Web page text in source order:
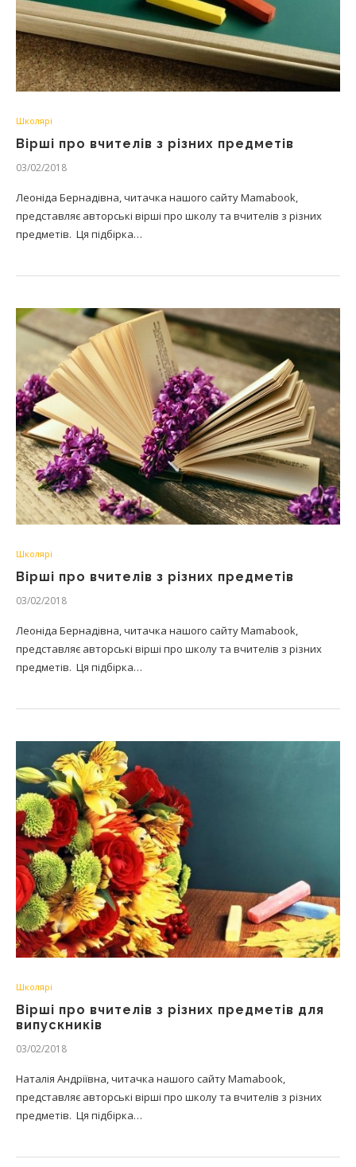
Школярі
Вірші про вчителів з різних предметів
03/02/2018
Леоніда Бернадівна, читачка нашого сайту Mamabook,
представляє авторські вірші про школу та вчителів з різних
предметів. Ця підбірка…
Школярі
Вірші про вчителів з різних предметів
03/02/2018
Леоніда Бернадівна, читачка нашого сайту Mamabook,
представляє авторські вірші про школу та вчителів з різних
предметів. Ця підбірка…
Школярі
Вірші про вчителів з різних предметів для
випускників
03/02/2018
Наталія Андріївна, читачка нашого сайту Mamabook,
представляє авторські вірші про школу та вчителів з різних
предметів. Ця підбірка…